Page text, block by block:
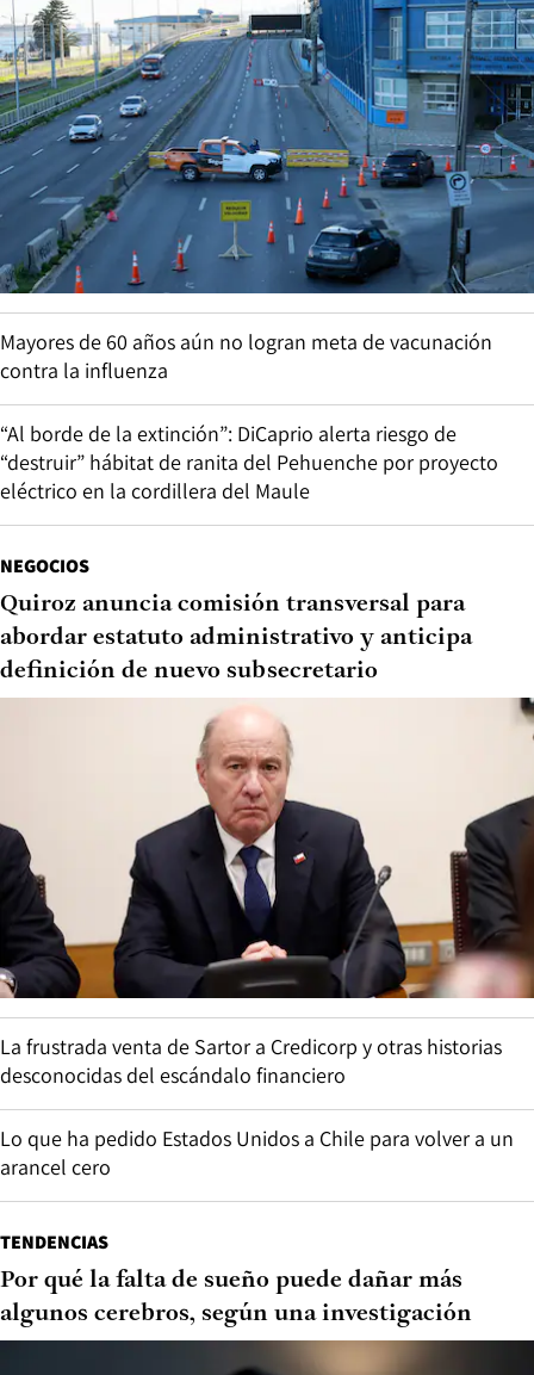
Mayores de 60 años aún no logran meta de vacunación
contra la influenza
“Al borde de la extinción”: DiCaprio alerta riesgo de
“destruir” hábitat de ranita del Pehuenche por proyecto
eléctrico en la cordillera del Maule
NEGOCIOS
Quiroz anuncia comisión transversal para
abordar estatuto administrativo y anticipa
definición de nuevo subsecretario
La frustrada venta de Sartor a Credicorp y otras historias
desconocidas del escándalo financiero
Lo que ha pedido Estados Unidos a Chile para volver a un
arancel cero
TENDENCIAS
Por qué la falta de sueño puede dañar más
algunos cerebros, según una investigación